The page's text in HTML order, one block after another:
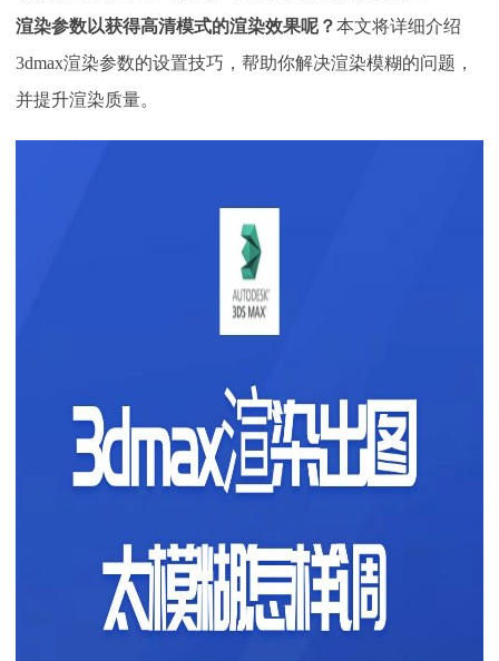
资讯&赛事
渲染百科
渲染大赛
泛CG交流会
渲染百科
渲染大赛
泛CG交流会
渲染百科
渲染大赛
泛CG交流会
渲染百科
渲染大赛
泛CG交流会
渲染百科
渲染大赛
泛CG交流会
渲染百科
渲染大赛
泛CG交流会
特惠专区
云渲染优惠攻略
青云平台
云渲染优惠攻略
青云平台
云渲染优惠攻略
青云平台
云渲染优惠攻略
青云平台
云渲染优惠攻略
青云平台
云渲染优惠攻略
青云平台
渲染参数以获得高清模式的渲染效果呢？本文将详细介绍
3dmax渲染参数的设置技巧，帮助你解决渲染模糊的问题，
并提升渲染质量。